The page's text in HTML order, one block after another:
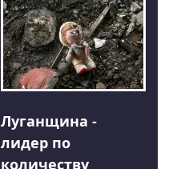
Луганщина -
лидер по
количеству